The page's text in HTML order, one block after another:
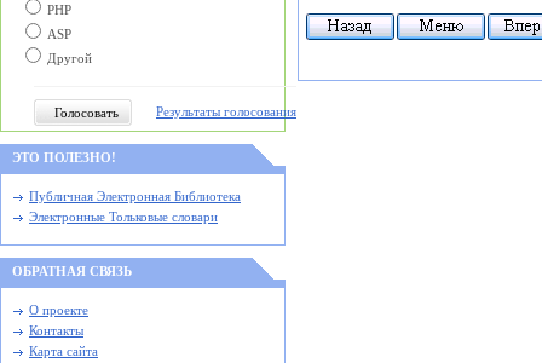
PHP
ASP
Другой
Результаты голосования
ЭТО ПОЛЕЗНО!
Публичная Электронная Библиотека
Электронные Тольковые словари
ОБРАТНАЯ СВЯЗЬ
О проекте
Контакты
Карта сайта